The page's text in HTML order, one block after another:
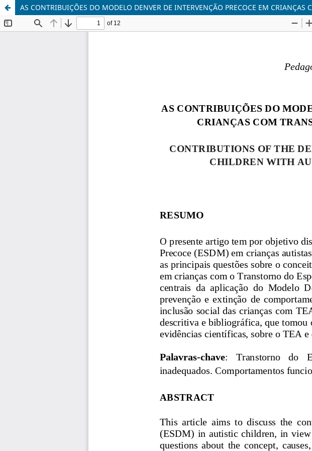
AS CONTRIBUIÇÕES DO MODELO DENVER DE INTERVENÇÃO PRECOCE EM CRIANÇAS